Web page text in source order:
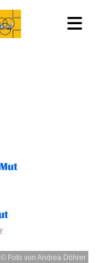
© Foto von Andrea Döhrer